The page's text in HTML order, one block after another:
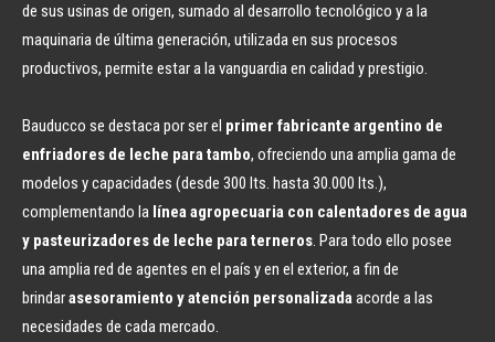
de sus usinas de origen, sumado al desarrollo tecnológico y a la
maquinaria de última generación, utilizada en sus procesos
productivos, permite estar a la vanguardia en calidad y prestigio.
Bauducco se destaca por ser el primer fabricante argentino de
enfriadores de leche para tambo, ofreciendo una amplia gama de
modelos y capacidades (desde 300 lts. hasta 30.000 lts.),
complementando la lí­nea agropecuaria con calentadores de agua
y pasteurizadores de leche para terneros. Para todo ello posee
una amplia red de agentes en el paí­s y en el exterior, a fin de
brindarasesoramiento y atención personalizadaacorde a las
necesidades de cada mercado.